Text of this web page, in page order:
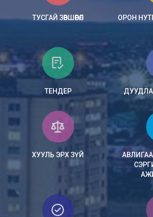
ТУСГАЙ ЗӨВШӨӨРӨЛ
ОРОН
ТЕНДЕР
ХУУЛЬ ЭРХ ЗҮЙ